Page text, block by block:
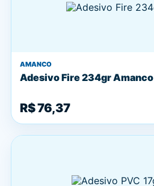
AMANCO
Adesivo Fire 234gr Amanco
R$ 76,37